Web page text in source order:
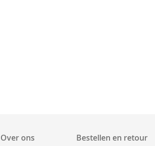
Over ons Bestellen en retour